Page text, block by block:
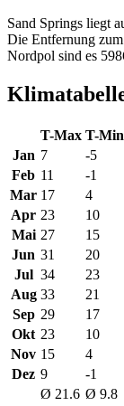
Sand Springs liegt
Die Entfernung
Nordpol sind es
T-Max T-Min
Jan 7 -5
Feb 11 -1
Mar 17 4
Apr 23 10
Mai 27 15
Jun 31 20
Jul 34 23
Aug 33 21
Sep 29 17
Okt 23 10
Nov 15 4
Dez 9 -1
Ø 21.6 Ø 9.8